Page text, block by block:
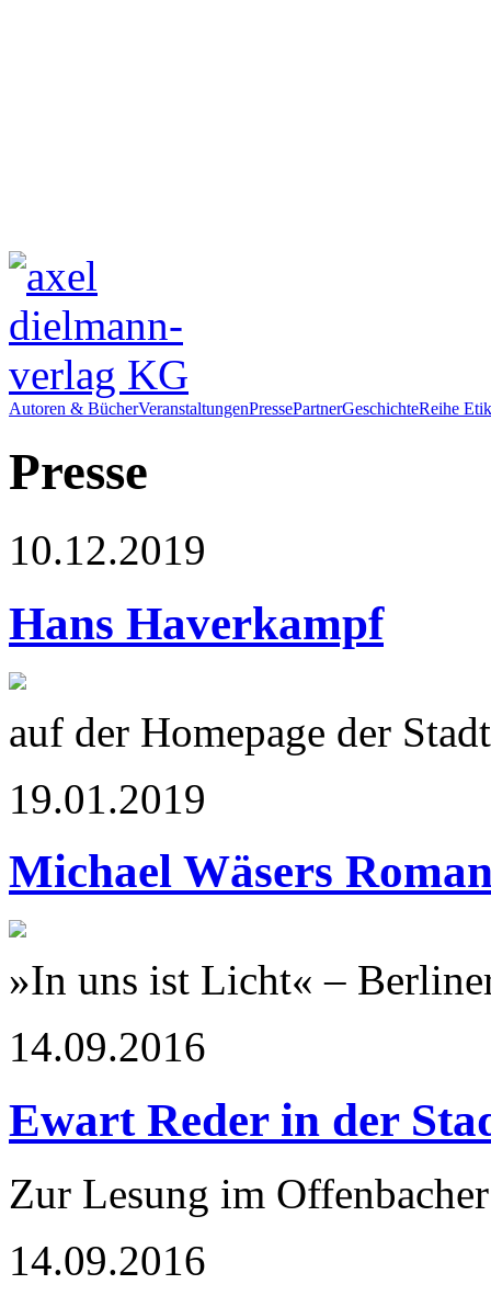
Autoren & BücherVeranstaltungenPressePartnerGeschichteReihe
Presse
10.12.2019
Hans Haverkampf
auf der Homepage der
19.01.2019
Michael Wäsers
»In uns ist Licht« –
14.09.2016
Ewart Reder in der
Zur Lesung im
14.09.2016